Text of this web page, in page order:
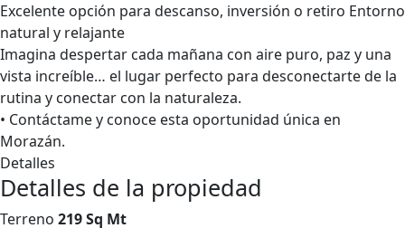
Excelente opción para descanso, inversión o retiro Entorno
natural y relajante
Imagina despertar cada mañana con aire puro, paz y una
vista increíble… el lugar perfecto para desconectarte de la
rutina y conectar con la naturaleza.
• Contáctame y conoce esta oportunidad única en
Morazán.
Detalles
Detalles de la propiedad
Terreno 219 Sq Mt